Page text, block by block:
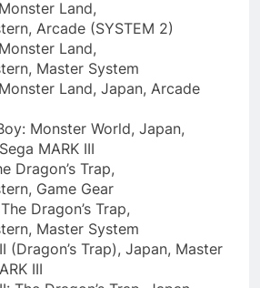
Land,
Arcade (SYSTEM 2)
Land,
Master System
Land, Japan, Arcade
Monster World, Japan,
MARK III
Dragon’s Trap,
Game Gear
Dragon’s Trap,
Master System
(Dragon’s Trap), Japan, Master
III